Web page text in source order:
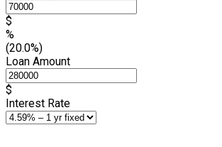
$
%
(20.0%)
Loan Amount
$
Interest Rate